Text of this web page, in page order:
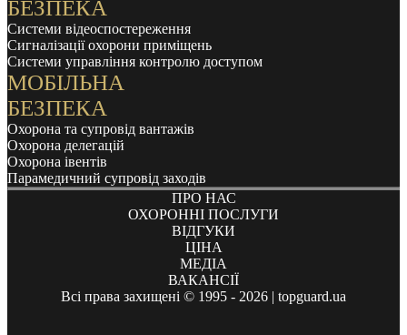
ПРО НАС
ОХОРОННІ ПОСЛУГИ
ВІДГУКИ
ЦІНА
МЕДІА
ВАКАНСІЇ
БЕЗПЕКА
Системи відеоспостереження
Сигналізації охорони приміщень
Системи управління контролю доступом
МОБІЛЬНА
БЕЗПЕКА
Охорона та супровід вантажів
Охорона делегацій
Охорона івентів
Парамедичний супровід заходів
Всі права захищені © 1995 - 2026 | topguard.ua